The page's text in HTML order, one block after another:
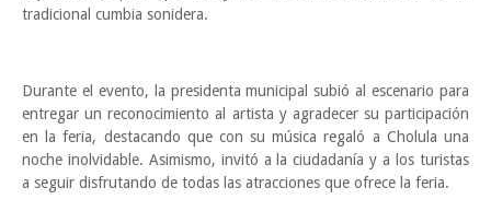
tradicional cumbia sonidera.
Durante el evento, la presidenta municipal subió al escenario para
entregar un reconocimiento al artista y agradecer su participación
en la feria, destacando que con su música regaló a Cholula una
noche inolvidable. Asimismo, invitó a la ciudadanía y a los turistas
a seguir disfrutando de todas las atracciones que ofrece la feria.